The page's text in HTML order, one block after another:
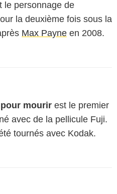
le personnage de
la deuxième fois sous la
Max Payne en 2008.
mourir est le premier
avec de la pellicule Fuji.
tournés avec Kodak.